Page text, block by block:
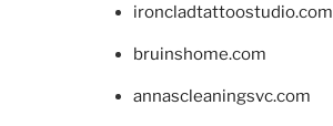
ironcladtattoostudio.com
bruinshome.com
annascleaningsvc.com